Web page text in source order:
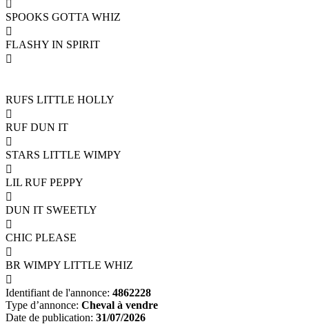

SPOOKS GOTTA WHIZ

FLASHY IN SPIRIT

RUFS LITTLE HOLLY

RUF DUN IT

STARS LITTLE WIMPY

LIL RUF PEPPY

DUN IT SWEETLY

CHIC PLEASE

BR WIMPY LITTLE WHIZ

Identifiant de l'annonce: 4862228
Type d’annonce: Cheval à vendre
Date de publication: 31/07/2026